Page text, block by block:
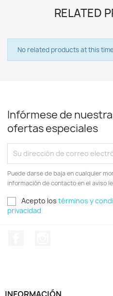
RELATED
No related products at this
Infórmese de
ofertas especiales
Puede darse de baja en cualquier
información de contacto en el aviso
Acepto los términos y
privacidad